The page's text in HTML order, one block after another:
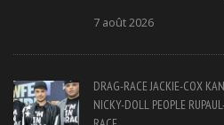
7 août 2026
DRAG-RACEJACKIE-COX
NICKY-DOLL PEOPLE